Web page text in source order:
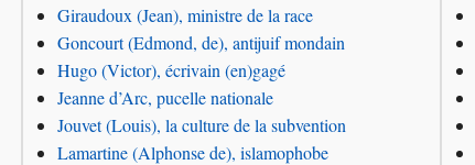
Giraudoux (Jean), ministre de la race
Goncourt (Edmond, de), antijuif mondain
Hugo (Victor), écrivain (en)gagé
Jeanne d’Arc, pucelle nationale
Jouvet (Louis), la culture de la subvention
Lamartine (Alphonse de), islamophobe